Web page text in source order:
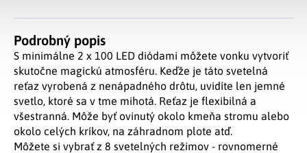
Podrobný popis
S minimálne 2 x 100 LED diódami môžete vonku vytvoriť
skutočne magickú atmosféru. Keďže je táto svetelná
reťaz vyrobená z nenápadného drôtu, uvidíte len jemné
svetlo, ktoré sa v tme mihotá. Reťaz je flexibilná a
všestranná. Môže byť ovinutý okolo kmeňa stromu alebo
okolo celých kríkov, na záhradnom plote atď.
Môžete si vybrať z 8 svetelných režimov - rovnomerné